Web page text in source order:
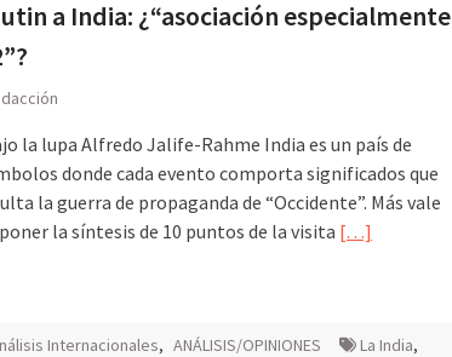
a India: ¿“asociación especialmente
la lupa Alfredo Jalife-Rahme India es un país de
donde cada evento comporta significados que
la guerra de propaganda de “Occidente”. Más vale
la síntesis de 10 puntos de la visita […]
Internacionales, ANÁLISIS/OPINIONES La India,